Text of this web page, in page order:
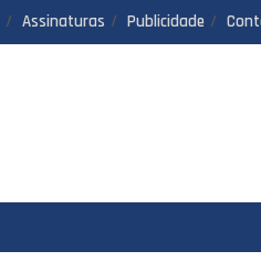
Assinaturas Publicidade